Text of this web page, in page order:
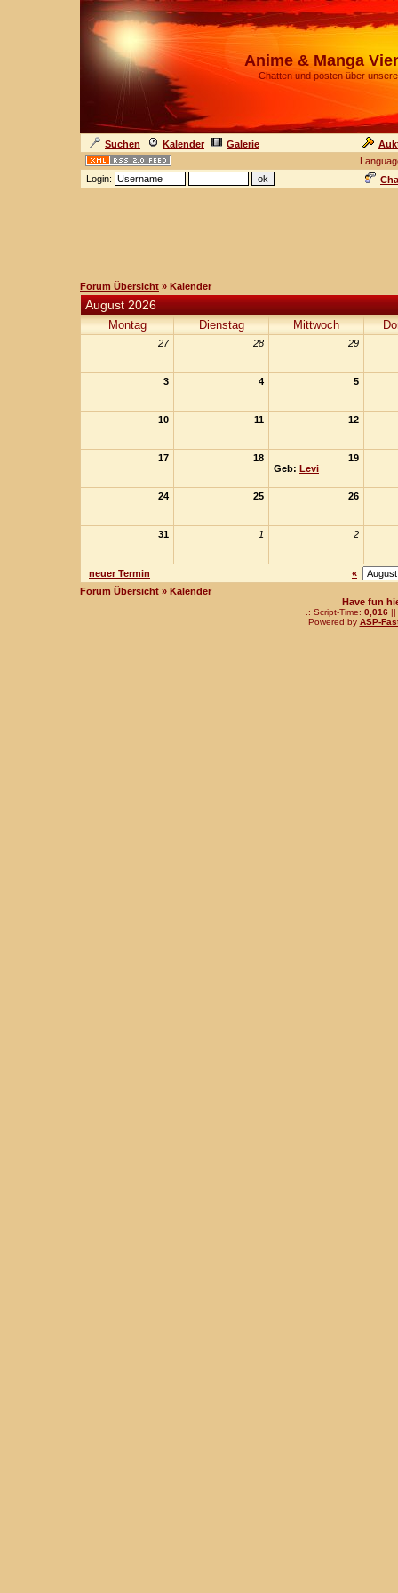
Anime & Manga
Chatten und posten über
Suchen Kalender Galerie
Login:
Forum Übersicht » Kalender
August 2026
Montag Dienstag Mittwoch
27 28 29
3 4 5
10 11 12
17 18
19
Geb: Levi
24 25 26
31 1 2
neuer Termin
«
Forum Übersicht » Kalender
Have fun
.: Script-Time: 0,016||
Powered by ASP-